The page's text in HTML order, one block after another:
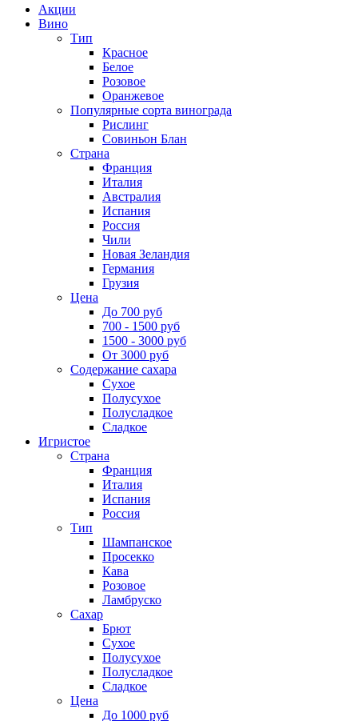
Акции
Вино
Тип
Красное
Белое
Розовое
Оранжевое
Популярные сорта винограда
Рислинг
Совиньон Блан
Страна
Франция
Италия
Австралия
Испания
Россия
Чили
Новая Зеландия
Германия
Грузия
Цена
До 700 руб
700 - 1500 руб
1500 - 3000 руб
От 3000 руб
Содержание сахара
Сухое
Полусухое
Полусладкое
Сладкое
Игристое
Страна
Франция
Италия
Испания
Россия
Тип
Шампанское
Просекко
Кава
Розовое
Ламбруско
Сахар
Брют
Сухое
Полусухое
Полусладкое
Сладкое
Цена
До 1000 руб